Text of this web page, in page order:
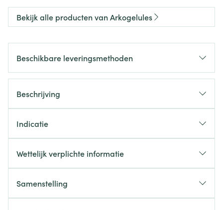
Bekijk alle producten van Arkogelules
Beschikbare leveringsmethoden
Beschrijving
Indicatie
Wettelijk verplichte informatie
Samenstelling